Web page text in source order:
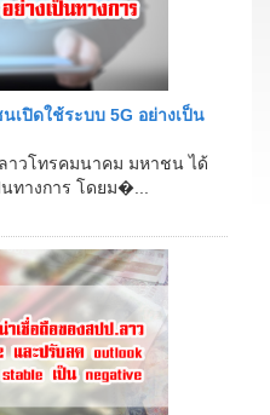
ปิดใช้ระบบ 5G อย่างเป็น
าวโทรคมนาคม มหาชน ได้
ทางการ โดยม�...